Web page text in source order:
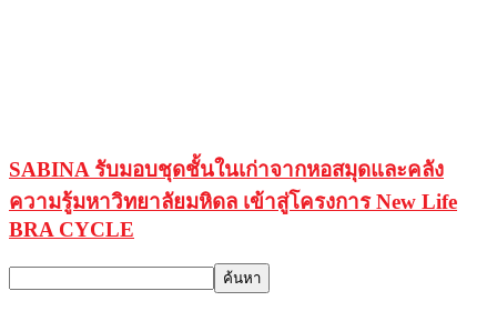
SABINA รับมอบชุดชั้นในเก่าจากหอสมุดและคลัง
ความรู้มหาวิทยาลัยมหิดล เข้าสู่โครงการ New Life
BRA CYCLE